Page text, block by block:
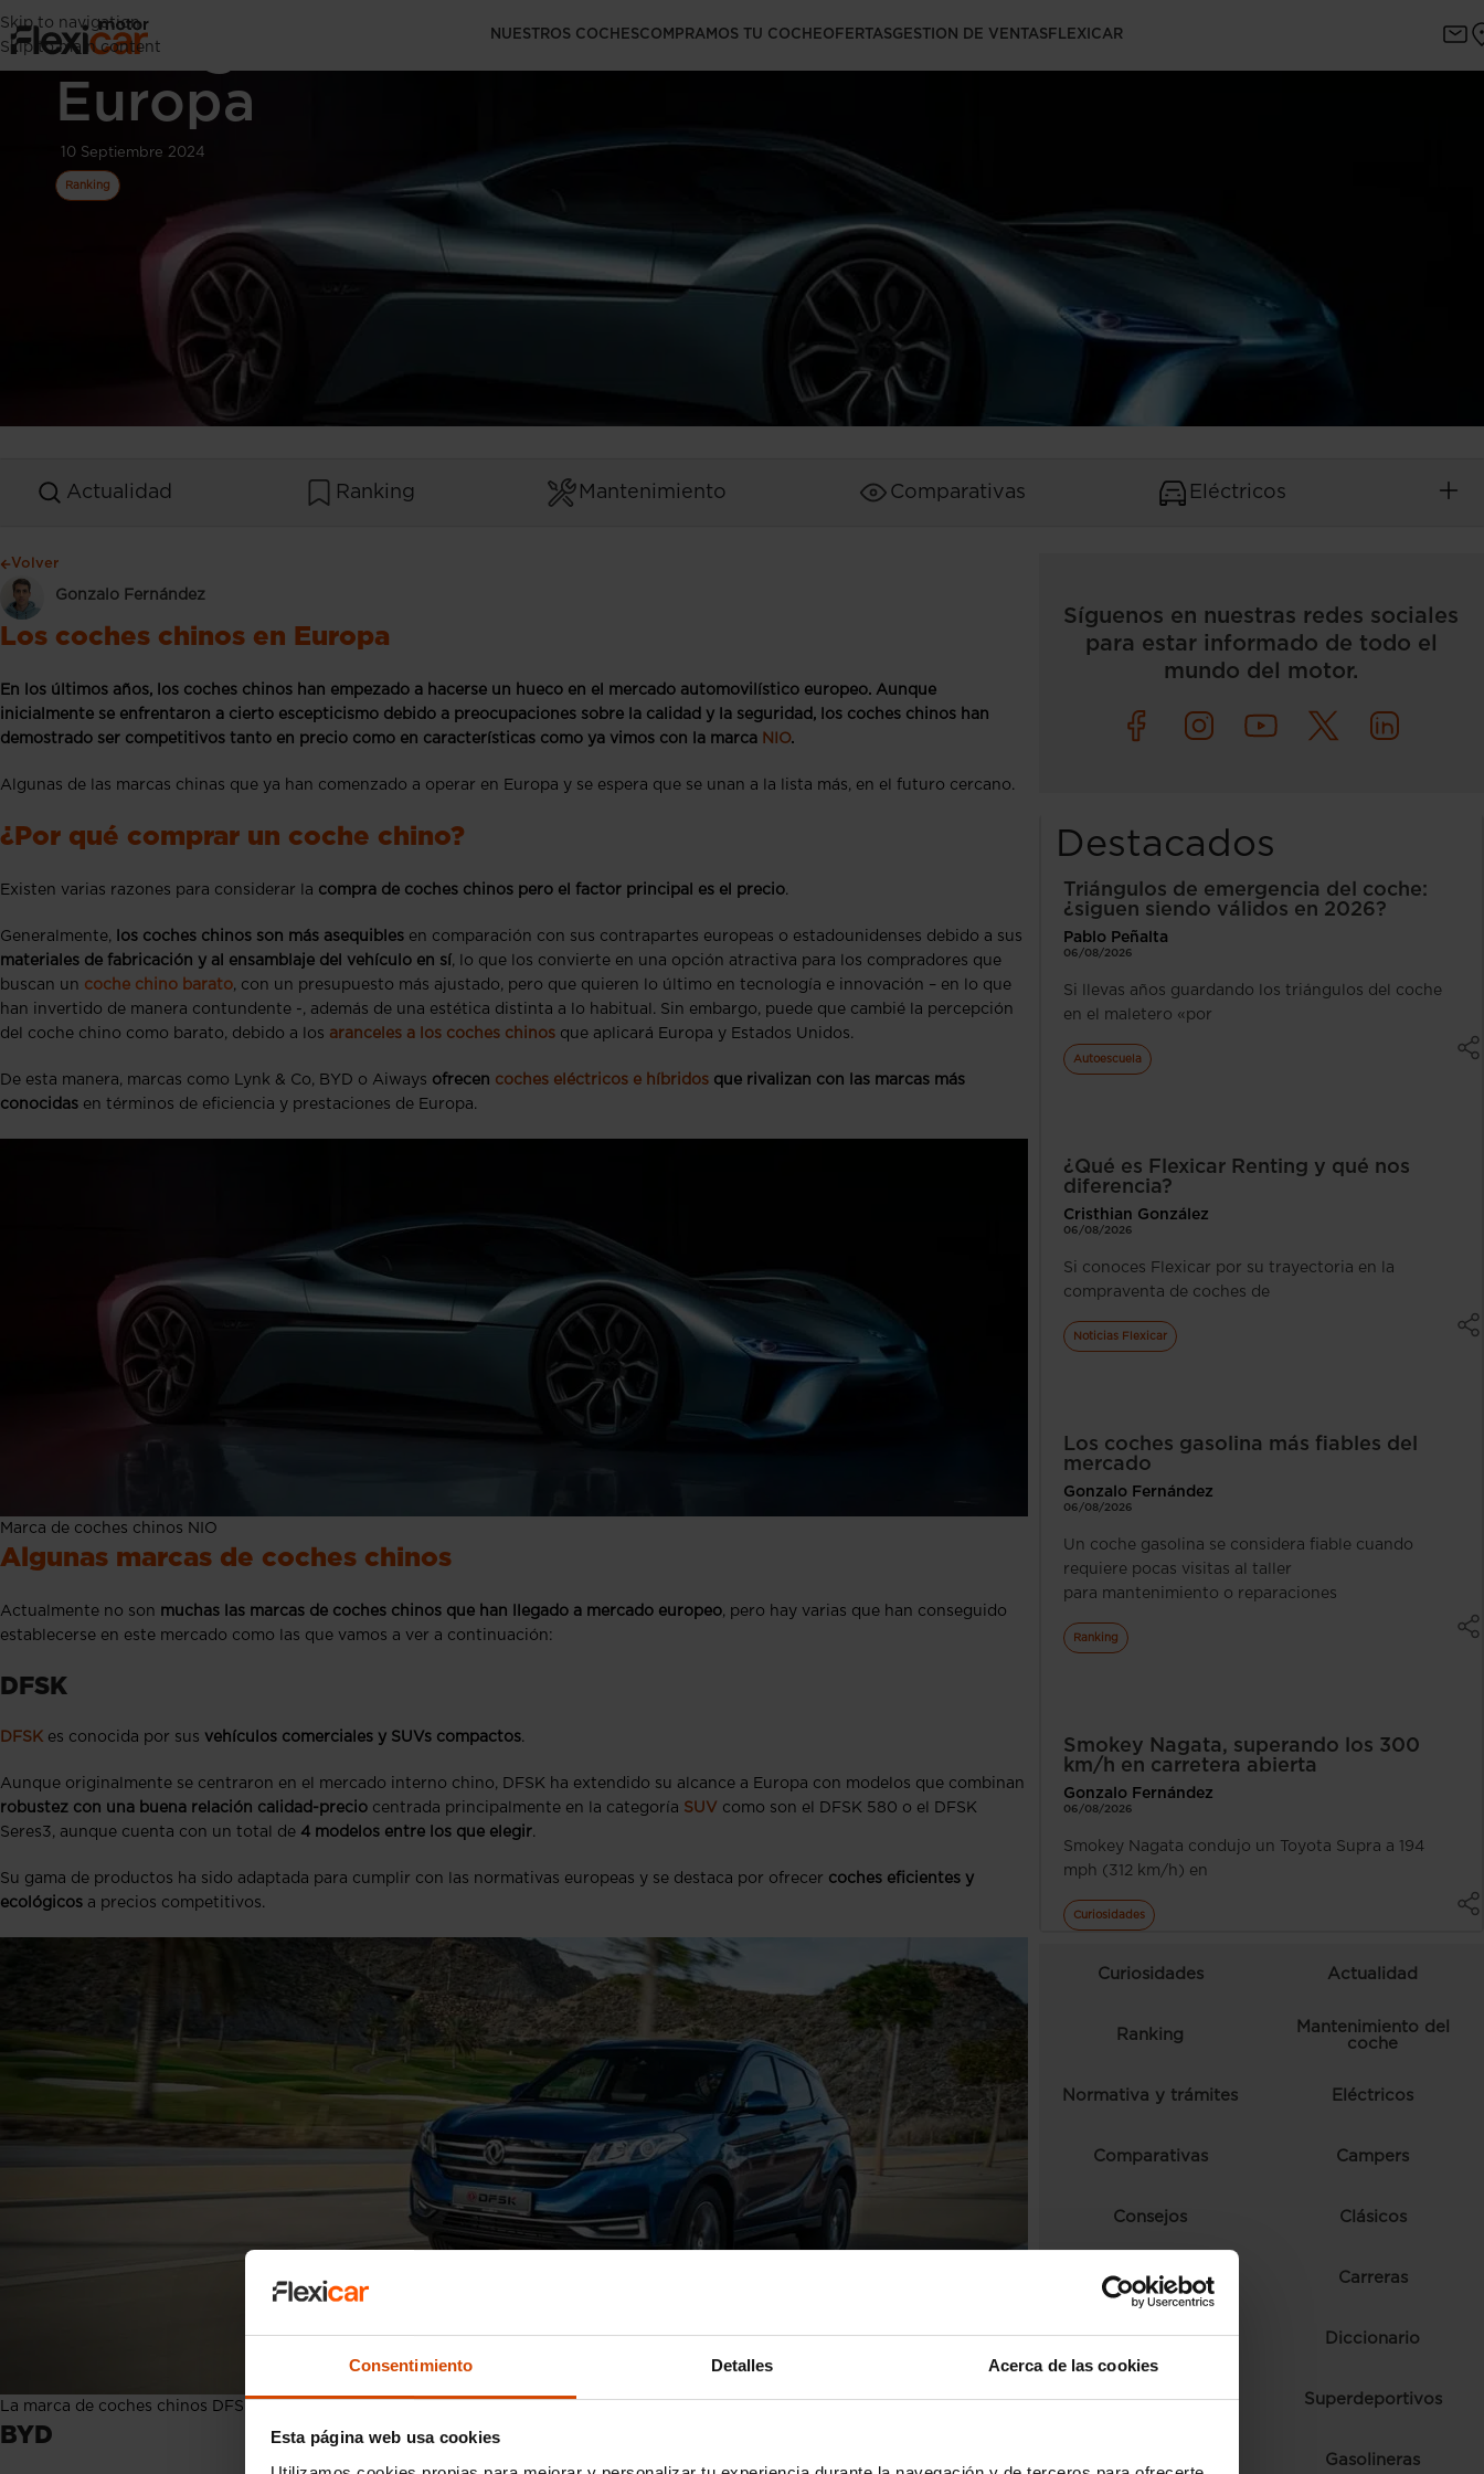
Consentimiento Detalles Acerca de las cookies
Esta página web usa cookies
Skip to navigation
Skip to main content
NUESTROS COCHESCOMPRAMOS TU COCHEOFERTASGESTION DE VENTASFLEXICAR
La llegada de los coches chinos a
Europa
10 Septiembre 2024
Ranking
Actualidad Ranking Mantenimiento Comparativas Eléctricos
Volver
Gonzalo Fernández
Los coches chinos en Europa
En los últimos años, los coches chinos han empezado a hacerse un hueco en el mercado automovilístico europeo. Aunque
inicialmente se enfrentaron a cierto escepticismo debido a preocupaciones sobre la calidad y la seguridad, los coches chinos han
demostrado ser competitivos tanto en precio como en características como ya vimos con la marca NIO.
Algunas de las marcas chinas que ya han comenzado a operar en Europa y se espera que se unan a la lista más, en el futuro cercano.
¿Por qué comprar un coche chino?
Existen varias razones para considerar la compra de coches chinos pero el factor principal es el precio.
Generalmente, los coches chinos son más asequibles en comparación con sus contrapartes europeas o estadounidenses debido a sus
materiales de fabricación y al ensamblaje del vehículo en sí , lo que los convierte en una opción atractiva para los compradores que
buscan un coche chino barato, con un presupuesto más ajustado, pero que quieren lo último en tecnología e innovación – en lo que
han invertido de manera contundente -, además de una estética distinta a lo habitual. Sin embargo, puede que cambié la percepción
del coche chino como barato, debido a los aranceles a los coches chinos que aplicará Europa y Estados Unidos.
De esta manera, marcas como Lynk & Co, BYD o Aiways ofrecen coches eléctricos e híbridos que rivalizan con las marcas más
conocidas en términos de eficiencia y prestaciones de Europa.
Marca de coches chinos NIO
Algunas marcas de coches chinos
Actualmente no son muchas las marcas de coches chinos que han llegado a mercado europeo, pero hay varias que han conseguido
establecerse en este mercado como las que vamos a ver a continuación:
DFSK
DFSK es conocida por sus vehículos comerciales y SUVs compactos.
Aunque originalmente se centraron en el mercado interno chino, DFSK ha extendido su alcance a Europa con modelos que combinan
robustez con una buena relación calidad-precio centrada principalmente en la categoría SUV como son el DFSK 580 o el DFSK
Seres3, aunque cuenta con un total de 4 modelos entre los que elegir.
Su gama de productos ha sido adaptada para cumplir con las normativas europeas y se destaca por ofrecer coches eficientes y
ecológicos a precios competitivos.
La marca de coches chinos DFSK con el SUV Seres3
BYD
Síguenos en nuestras redes sociales
para estar informado de todo el
mundo del motor.
Destacados
Triángulos de emergencia del coche:
¿siguen siendo válidos en 2026?
Pablo Peñalta
06/08/2026
Si llevas años guardando los triángulos del coche
en el maletero «por
Autoescuela
¿Qué es Flexicar Renting y qué nos
diferencia?
Cristhian González
06/08/2026
Si conoces Flexicar por su trayectoria en la
compraventa de coches de
Noticias Flexicar
Los coches gasolina más fiables del
mercado
Gonzalo Fernández
06/08/2026
Un coche gasolina se considera fiable cuando
requiere pocas visitas al taller
para mantenimiento o reparaciones
Ranking
Smokey Nagata, superando los 300
km/h en carretera abierta
Gonzalo Fernández
06/08/2026
Smokey Nagata condujo un Toyota Supra a 194
mph (312 km/h) en
Curiosidades
Curiosidades Actualidad
Ranking
Mantenimiento del
coche
Normativa y trámites Eléctricos
Comparativas Campers
Consejos Clásicos
Autoescuela Carreras
Ferias y eventos Diccionario
Fórmula 1 Superdeportivos
Gasolineras